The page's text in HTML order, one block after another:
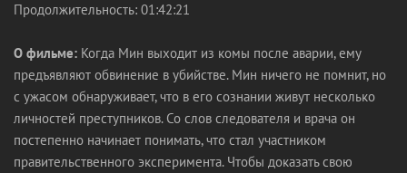
Продолжительность: 01:42:21
О фильме: Когда Мин выходит из комы после аварии, ему
предъявляют обвинение в убийстве. Мин ничего не помнит, но
с ужасом обнаруживает, что в его сознании живут несколько
личностей преступников. Со слов следователя и врача он
постепенно начинает понимать, что стал участником
правительственного эксперимента. Чтобы доказать свою